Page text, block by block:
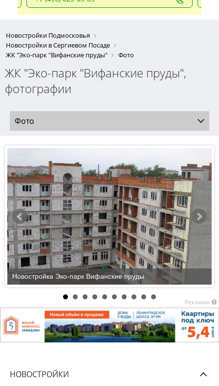
Новостройки Подмосковья
Новостройки в Сергиевом Посаде
ЖК "Эко-парк "Вифанские пруды"
Фото
ЖК "Эко-парк "Вифанские пруды",
фотографии
Фото
Новостройка Эко-парк Вифанские пруды
Реклама
НОВОСТРОЙКИ